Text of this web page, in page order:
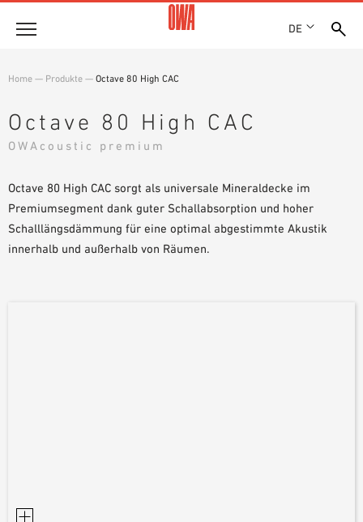
DE
AUSZEICHNUNGEN
STANDORTE
OWA GREEN CIRCLE
OWA-PLUS
Produkte
PRODUKTÜBERSICHT
TECHNISCHE SUCHE
FUNKTIONEN
EINSATZGEBIETE
Referenzen
Technische Beratung
Home — Produkte — Octave 80 High CAC
Octave 80 High CAC
OWAcoustic premium
Octave 80 High CAC sorgt als universale Mineraldecke im
Premiumsegment dank guter Schallabsorption und hoher
Schalllängsdämmung für eine optimal abgestimmte Akustik
innerhalb und außerhalb von Räumen.